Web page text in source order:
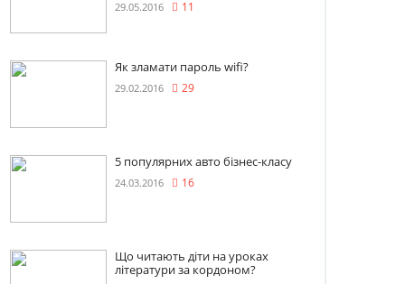
29.05.2016 11
Як зламати пароль wifi?
29.02.2016 29
5 популярних авто бізнес-класу
24.03.2016 16
Що читають діти на уроках
літератури за кордоном?